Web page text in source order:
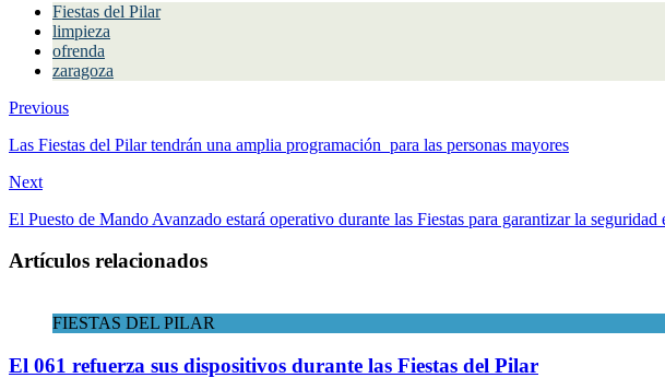
Fiestas del Pilar
limpieza
ofrenda
zaragoza
Previous
Las Fiestas del Pilar tendrán una amplia programación para las personas mayores
Next
El Puesto de Mando Avanzado estará operativo durante las Fiestas para garantizar la seguridad
Artículos relacionados
FIESTAS DEL PILAR
El 061 refuerza sus dispositivos durante las Fiestas del Pilar